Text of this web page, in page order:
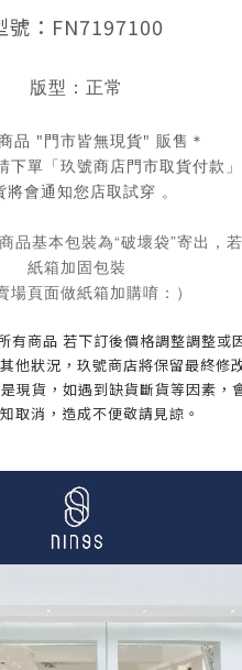
號：FN7197100
版型：正常
品 "門市皆無現貨" 販售＊
下單「玖號商店門市取貨付款」
將會通知您店取試穿 。
品基本包裝為“破壞袋”寄出，
紙箱加固包裝
場頁面做紙箱加購唷：）
商品 若下訂後價格調整調整或
他狀況，玖號商店將保留最終修
現貨，如遇到缺貨斷貨等因素，
取消，造成不便敬請見諒。